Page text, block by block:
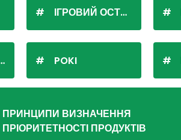
ІГРОВИЙ ОСТРІВ
POKI
ПРИНЦИПИ ВИЗНАЧЕННЯ
ПРІОРИТЕТНОСТІ ПРОДУКТІВ